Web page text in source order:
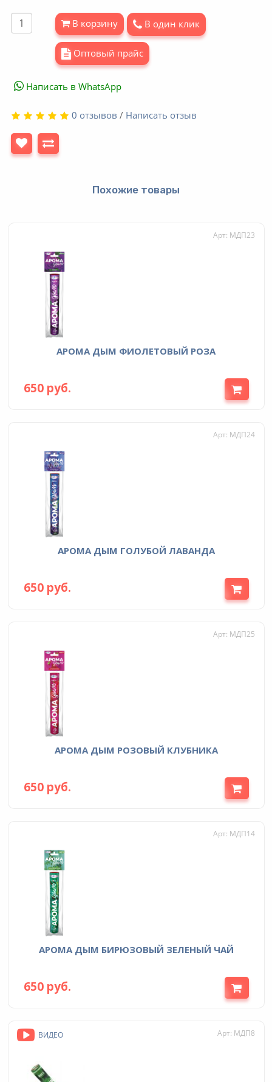
В корзину В один клик
Оптовый прайс
Написать в WhatsApp
0 отзывов / Написать отзыв
Похожие товары
Арт: МДП23
АРОМА ДЫМ ФИОЛЕТОВЫЙ РОЗА
650 руб.
Арт: МДП24
АРОМА ДЫМ ГОЛУБОЙ ЛАВАНДА
650 руб.
Арт: МДП25
АРОМА ДЫМ РОЗОВЫЙ КЛУБНИКА
650 руб.
Арт: МДП14
АРОМА ДЫМ БИРЮЗОВЫЙ ЗЕЛЕНЫЙ ЧАЙ
650 руб.
ВИДЕО Арт: МДП8